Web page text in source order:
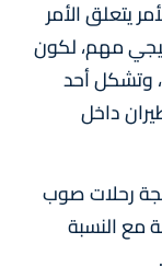
يتعلق الأمر
مهم، لكون
وتشكل أحد
داخل
في أبريل-أكتوبر 2022 برمجة رحلات صوب
تتجاوز 50% مقارنة مع النسبة